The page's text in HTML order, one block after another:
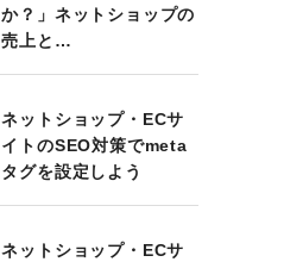
か？」ネットショップの
売上と…
ネットショップ・ECサ
イトのSEO対策でmeta
タグを設定しよう
ネットショップ・ECサ